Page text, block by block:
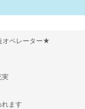
オペレーター★
実
れます